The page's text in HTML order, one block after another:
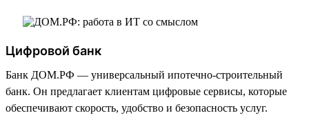
Цифровой банк
Банк ДОМ.РФ — универсальный ипотечно-строительный
банк. Он предлагает клиентам цифровые сервисы, которые
обеспечивают скорость, удобство и безопасность услуг.